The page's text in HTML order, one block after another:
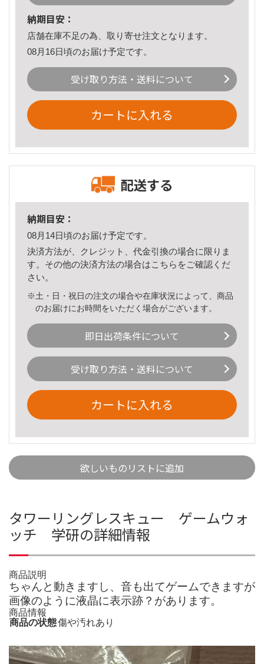
納期目安：
店舗在庫不足の為、取り寄せ注文となります。
08月16日頃のお届け予定です。
受け取り方法・送料について
カートに入れる
配送する
納期目安：
08月14日頃のお届け予定です。
決済方法が、クレジット、代金引換の場合に限りま
す。その他の決済方法の場合はこちら をご確認くだ
さい。
※土・日・祝日の注文の場合や在庫状況によって、商品
のお届けにお時間をいただく場合がございます。
即日出荷条件について
受け取り方法・送料について
カートに入れる
欲しいものリストに追加
タワーリングレスキュー ゲームウォ
ッチ 学研の詳細情報
商品説明
ちゃんと動きますし、音も出てゲームできますが
画像のように液晶に表示跡？があります。
商品情報
商品の状態傷や汚れあり